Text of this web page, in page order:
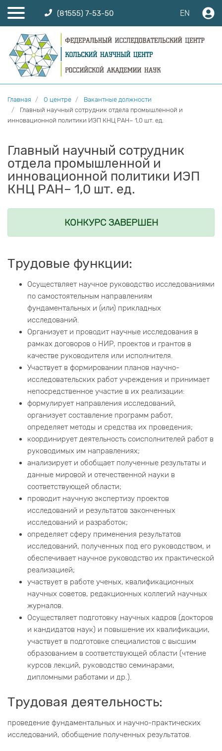
(81555) 7-53-50 EN
Главная О центре
Вакантные должности
Главный научный сотрудник отдела промышленной и
инновационной политики ИЭП КНЦ РАН– 1,0 шт. ед.
Главный научный сотрудник
отдела промышленной и
инновационной политики ИЭП
КНЦ РАН– 1,0 шт. ед.
КОНКУРС ЗАВЕРШЕН
Трудовые функции:
Осуществляет научное руководство исследованиями
по самостоятельным направлениям
фундаментальных и (или) прикладных
исследований.
Организует и проводит научные исследования в
рамках договоров о НИР, проектов и грантов в
качестве руководителя или исполнителя.
Участвует в формировании планов научно-
исследовательских работ учреждения и принимает
непосредственное участие в их реализации:
формулирует направления исследований,
организует составление программ работ,
определяет методы и средства их проведения;
координирует деятельность соисполнителей работ в
руководимых им направлениях;
анализирует и обобщает полученные результаты и
данные мировой и отечественной науки в
соответствующей области;
проводит научную экспертизу проектов
исследований и результатов законченных
исследований и разработок;
определяет сферу применения результатов
исследований, полученных под его руководством, и
обеспечивает научное руководство их практической
реализацией;
участвует в работе ученых, квалификационных
научных советов, редакционных коллегий научных
журналов.
Осуществляет подготовку научных кадров (докторов
и кандидатов наук) и повышение их квалификации,
участвует в подготовке специалистов с высшим
образованием в соответствующей области (чтение
курсов лекций, руководство семинарами,
дипломными работами и др.).
Трудовая деятельность:
проведение фундаментальных и научно-практических
исследований, обобщение полученных результатов.